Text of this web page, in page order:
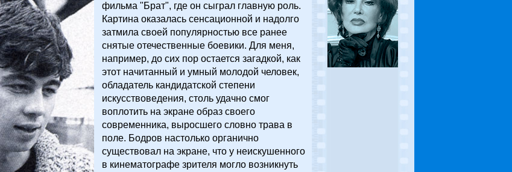
фильма "Брат", где он сыграл главную роль.
Картина оказалась сенсационной и надолго
затмила своей популярностью все ранее
снятые отечественные боевики. Для меня,
например, до сих пор остается загадкой, как
этот начитанный и умный молодой человек,
обладатель кандидатской степени
искусствоведения, столь удачно смог
воплотить на экране образ своего
современника, выросшего словно трава в
поле. Бодров настолько органично
существовал на экране, что у неискушенного
в кинематографе зрителя могло возникнуть